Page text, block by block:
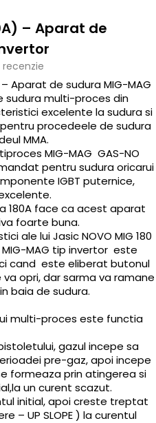
– Aparat de
recenzie
– Aparat de sudura MIG-MAG
multi-proces din
excelente la sudura si
procedeele de sudura
MMA.
MIG-MAG GAS-NO
pentru sudura oricarui
IGBT puternice,
180A face ca acest aparat
foarte buna.
ale lui Jasic NOVO MIG 180
MAG tip invertor este
cand este eliberat butonul
opri, dar sarma va ramane
baia de sudura.
multi-proces este functia
gazul incepe sa
pre-gaz, apoi incepe
formeaza prin atingerea si
un curent scazut.
initial, apoi creste treptat
– UP SLOPE ) la curentul